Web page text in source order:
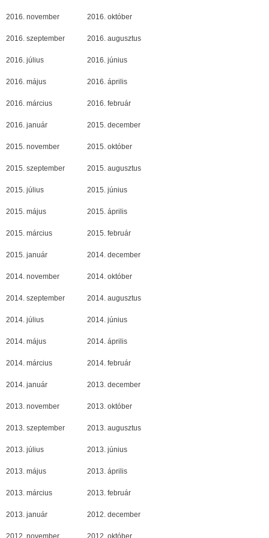
2016. november 2016. október
2016. szeptember 2016. augusztus
2016. július 2016. június
2016. május 2016. április
2016. március 2016. február
2016. január 2015. december
2015. november 2015. október
2015. szeptember 2015. augusztus
2015. július 2015. június
2015. május 2015. április
2015. március 2015. február
2015. január 2014. december
2014. november 2014. október
2014. szeptember 2014. augusztus
2014. július 2014. június
2014. május 2014. április
2014. március 2014. február
2014. január 2013. december
2013. november 2013. október
2013. szeptember 2013. augusztus
2013. július 2013. június
2013. május 2013. április
2013. március 2013. február
2013. január 2012. december